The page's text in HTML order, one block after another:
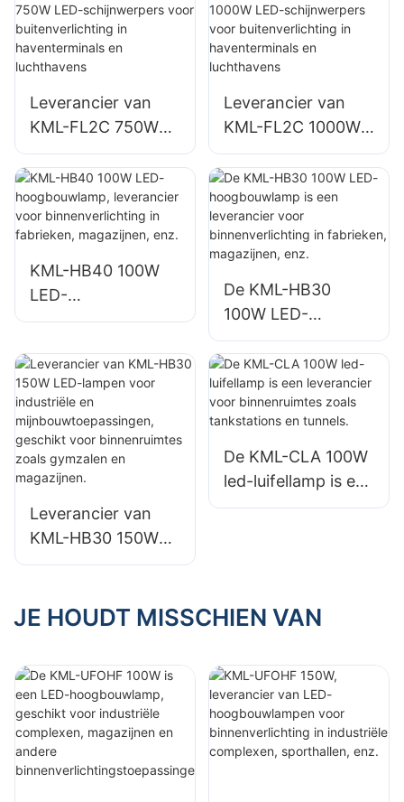
van gebouwen,
gevels en
bouwplaatsen.
van gebouwen,
gevels en
bouwplaatsen.
Leverancier van
KML-FL2C 750W
LED-schijnwerpers
voor
buitenverlichting in
haventerminals en
Leverancier van
KML-FL2C 1000W
LED-schijnwerpers
voor
buitenverlichting in
haventerminals en
luchthavens
KML-HB40 100W
LED-
hoogbouwlamp,
binnenverlichting in
fabrieken,
magazijnen, enz.
De KML-HB30
100W LED-
hoogbouwlamp is
een leverancier
voor
binnenverlichting in
magazijnen, enz.
Leverancier van
KML-HB30 150W
LED-lampen voor
mijnbouwtoepassin
zoals gymzalen en
magazijnen.
De KML-CLA 100W
led-luifellamp is een
leverancier voor
JE HOUDT MISSCHIEN VAN